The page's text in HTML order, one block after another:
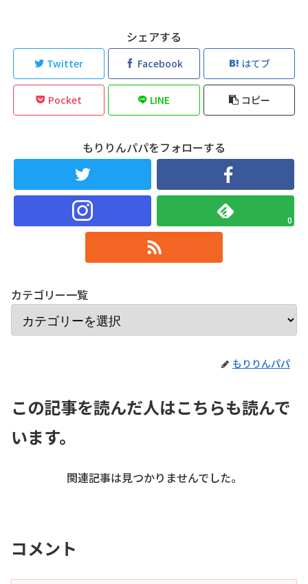
シェアする
Twitter Facebook はてブ
Pocket LINE コピー
もりりんパパをフォローする
0
カテゴリー一覧
もりりんパパ
この記事を読んだ人はこちらも読んで
います。
関連記事は見つかりませんでした。
コメント